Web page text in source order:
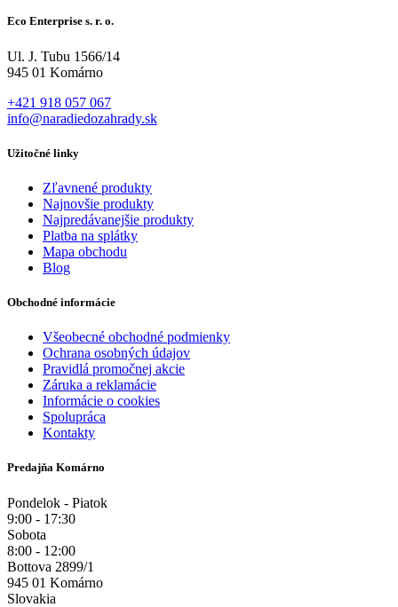
Eco Enterprise s. r. o.
Ul. J. Tubu 1566/14
945 01 Komárno
+421 918 057 067
info@naradiedozahrady.sk
Užitočné linky
Zľavnené produkty
Najnovšie produkty
Najpredávanejšie produkty
Platba na splátky
Mapa obchodu
Blog
Obchodné informácie
Všeobecné obchodné podmienky
Ochrana osobných údajov
Pravidlá promočnej akcie
Záruka a reklamácie
Informácie o cookies
Spolupráca
Kontakty
Predajňa Komárno
Pondelok - Piatok
9:00 - 17:30
Sobota
8:00 - 12:00
Bottova 2899/1
945 01 Komárno
Slovakia